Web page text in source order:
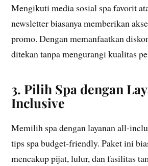
Mengikuti media sosial spa favorit
newsletter biasanya memberikan
promo. Dengan memanfaatkan
ditekan tanpa mengurangi kualitas
3. Pilih Spa dengan
Inclusive
Memilih spa dengan layanan all-
tips spa budget-friendly. Paket ini
mencakup pijat, lulur, dan fasilitas